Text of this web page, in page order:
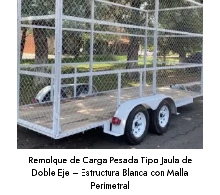
Remolque de Carga Pesada Tipo Jaula de
Doble Eje – Estructura Blanca con Malla
Perimetral